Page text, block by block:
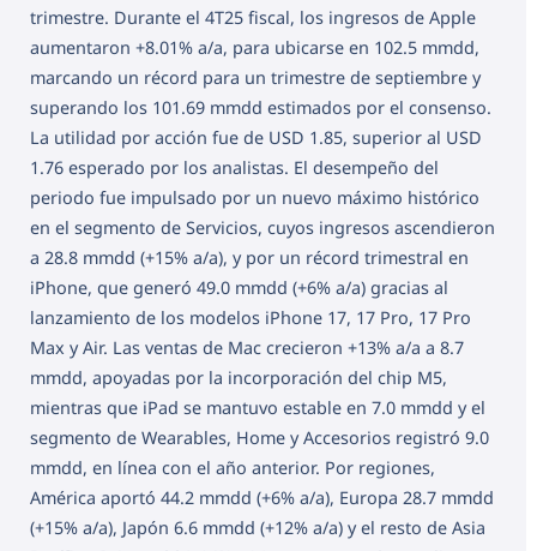
trimestre. Durante el 4T25 fiscal, los ingresos de Apple
aumentaron +8.01% a/a, para ubicarse en 102.5 mmdd,
marcando un récord para un trimestre de septiembre y
superando los 101.69 mmdd estimados por el consenso.
La utilidad por acción fue de USD 1.85, superior al USD
1.76 esperado por los analistas. El desempeño del
periodo fue impulsado por un nuevo máximo histórico
en el segmento de Servicios, cuyos ingresos ascendieron
a 28.8 mmdd (+15% a/a), y por un récord trimestral en
iPhone, que generó 49.0 mmdd (+6% a/a) gracias al
lanzamiento de los modelos iPhone 17, 17 Pro, 17 Pro
Max y Air. Las ventas de Mac crecieron +13% a/a a 8.7
mmdd, apoyadas por la incorporación del chip M5,
mientras que iPad se mantuvo estable en 7.0 mmdd y el
segmento de Wearables, Home y Accesorios registró 9.0
mmdd, en línea con el año anterior. Por regiones,
América aportó 44.2 mmdd (+6% a/a), Europa 28.7 mmdd
(+15% a/a), Japón 6.6 mmdd (+12% a/a) y el resto de Asia